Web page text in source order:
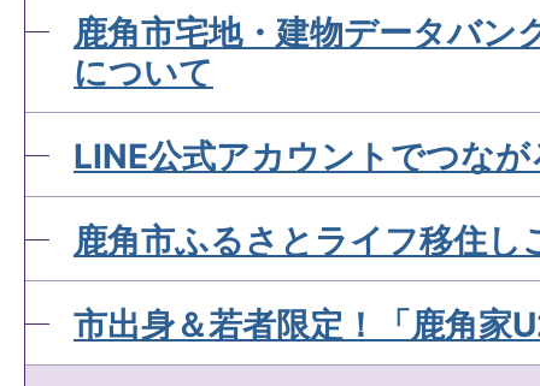
鹿角市宅地・建物データバン
について
LINE公式アカウントでつな
鹿角市ふるさとライフ移住し
市出身＆若者限定！「鹿角家